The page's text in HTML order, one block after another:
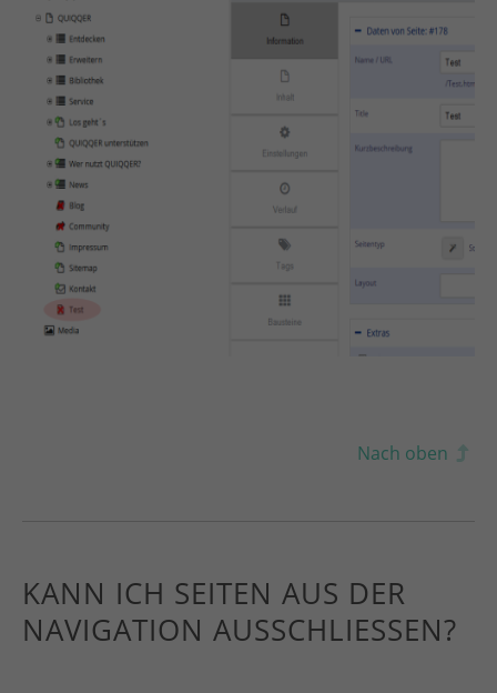
Nach oben
KANN ICH SEITEN AUS DER
NAVIGATION AUSSCHLIESSEN?